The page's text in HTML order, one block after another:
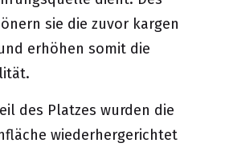
sie die zuvor kargen
erhöhen somit die
des Platzes wurden die
wiederhergerichtet